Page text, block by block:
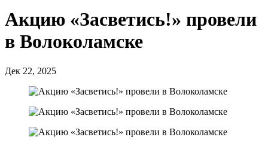
Акцию «Засветись!» провели
в Волоколамске
Дек 22, 2025